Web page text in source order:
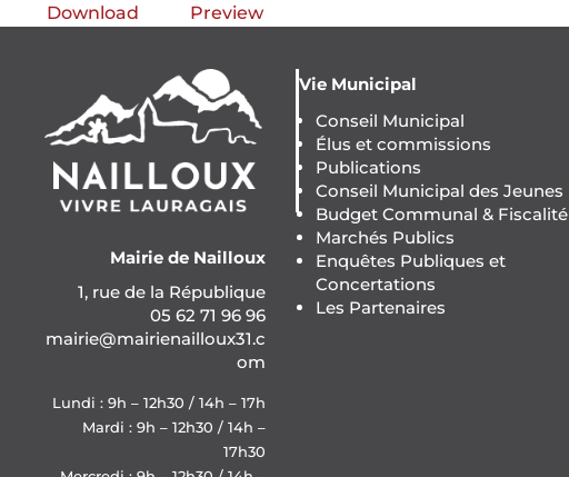
Download Preview
Mairie de Nailloux
1, rue de la République
05 62 71 96 96
mairie@mairienailloux31.c
om
Lundi : 9h – 12h30 / 14h – 17h
Mardi : 9h – 12h30 / 14h –
17h30
Vie Municipal
Conseil Municipal
Élus et commissions
Publications
Conseil Municipal des Jeunes
Budget Communal & Fiscalité
Marchés Publics
Enquêtes Publiques et
Concertations
Les Partenaires